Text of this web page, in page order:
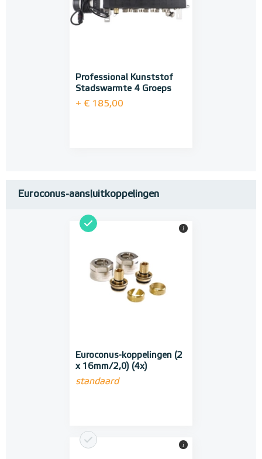
Professional Kunststof
Stadswarmte 4 Groeps
+ € 185,00
Euroconus-aansluitkoppelingen
Euroconus-koppelingen (2
x 16mm/2,0) (4x)
standaard
i
i